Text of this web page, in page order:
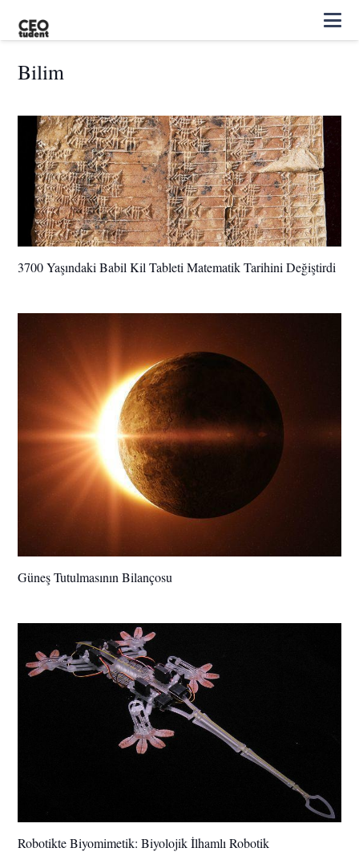
Bilim
3700 Yaşındaki Babil Kil Tableti Matematik Tarihini Değiştirdi
Güneş Tutulmasının Bilançosu
Robotikte Biyomimetik: Biyolojik İlhamlı Robotik